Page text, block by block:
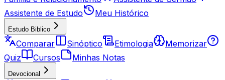
Assistente de Estudo
Meu Histórico
Estudo Biblico
Comparar Sinóptico Etimologia
Memorizar
Quiz
Cursos Minhas Notas
Devocional